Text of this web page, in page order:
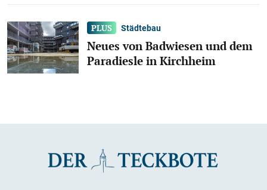
Städtebau
Neues von Badwiesen und dem
Paradiesle in Kirchheim